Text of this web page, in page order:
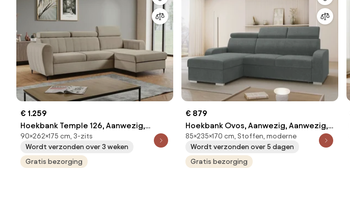
€ 1.259
Hoekbank Temple 126, Aanwezig,
Aanwezig, 262x175x90cm, 135 kg,
Poten: Metaal
90×262×175 cm, 3-zits
Wordt verzonden over 3 weken
Gratis bezorging
€ 879
Hoekbank Ovos, Aanwezig, Aanwezig,
235x170x85cm, 131.5 kg, Poten:
Kunststof, Hout, Hout: Grenen
85×235×170 cm, Stoffen, moderne
Wordt verzonden over 5 dagen
Gratis bezorging